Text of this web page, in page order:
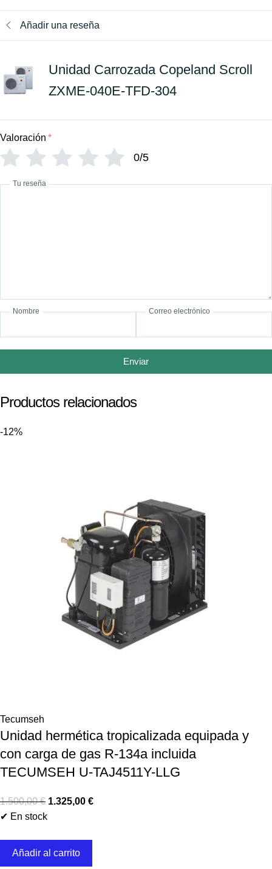
Añadir una reseña
Unidad Carrozada Copeland Scroll
ZXME-040E-TFD-304
Valoración *
0/5
Tu reseña
Nombre Correo electrónico
Enviar
Productos relacionados
-12%
Tecumseh
Unidad hermética tropicalizada equipada y
con carga de gas R-134a incluida
TECUMSEH U-TAJ4511Y-LLG
1.500,00€ 1.325,00 €
✔ En stock
Añadir al carrito